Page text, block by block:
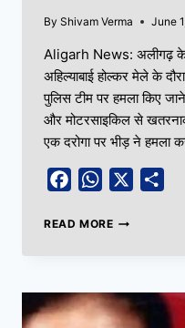
By Shivam Verma June
Aligarh News: अलीगढ़ के
अहिल्याबाई होल्कर मेले के
पुलिस टीम पर हमला किए
और मोटरसाइकिल से
एक दरोगा पर भीड़ ने हमला
FacebookWhatsApp
READ MORE